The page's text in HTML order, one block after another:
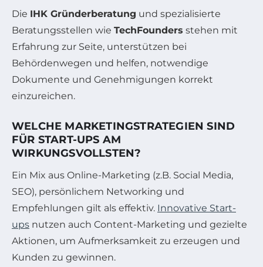
Die IHK Gründerberatung und spezialisierte
Beratungsstellen wie TechFounders stehen mit
Erfahrung zur Seite, unterstützen bei
Behördenwegen und helfen, notwendige
Dokumente und Genehmigungen korrekt
einzureichen.
WELCHE MARKETINGSTRATEGIEN SIND
FÜR START-UPS AM
WIRKUNGSVOLLSTEN?
Ein Mix aus Online-Marketing (z.B. Social Media,
SEO), persönlichem Networking und
Empfehlungen gilt als effektiv. Innovative Start-
ups nutzen auch Content-Marketing und gezielte
Aktionen, um Aufmerksamkeit zu erzeugen und
Kunden zu gewinnen.